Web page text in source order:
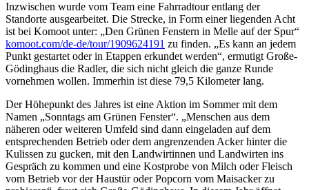
Inzwischen wurde vom Team eine Fahrradtour entlang der
Standorte ausgearbeitet. Die Strecke, in Form einer liegenden Acht
ist bei Komoot unter: „Den Grünen Fenstern in Melle auf der Spur“
komoot.com/de-de/tour/1909624191 zu finden. „Es kann an jedem
Punkt gestartet oder in Etappen erkundet werden“, ermutigt Große-
Gödinghaus die Radler, die sich nicht gleich die ganze Runde
vornehmen wollen. Immerhin ist diese 79,5 Kilometer lang.
Der Höhepunkt des Jahres ist eine Aktion im Sommer mit dem
Namen „Sonntags am Grünen Fenster“. „Menschen aus dem
näheren oder weiteren Umfeld sind dann eingeladen auf dem
entsprechenden Betrieb oder dem angrenzenden Acker hinter die
Kulissen zu gucken, mit den Landwirtinnen und Landwirten ins
Gespräch zu kommen und eine Kostprobe von Milch oder Fleisch
vom Betrieb vor der Haustür oder Popcorn vom Maisacker zu